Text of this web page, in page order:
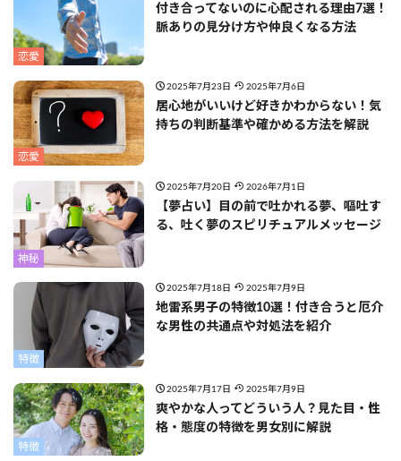
恋愛
付き合ってないのに心配される理由7選！
脈ありの見分け方や仲良くなる方法
恋愛
2025年7月23日 2025年7月6日
居心地がいいけど好きかわからない！気
持ちの判断基準や確かめる方法を解説
神秘
2025年7月20日 2026年7月1日
【夢占い】目の前で吐かれる夢、嘔吐す
る、吐く夢のスピリチュアルメッセージ
特徴
2025年7月18日 2025年7月9日
地雷系男子の特徴10選！付き合うと厄介
な男性の共通点や対処法を紹介
特徴
2025年7月17日 2025年7月9日
爽やかな人ってどういう人？見た目・性
格・態度の特徴を男女別に解説